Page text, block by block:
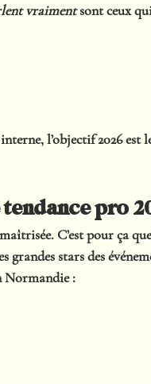
vraiment sont ceux
l’objectif 2026 est
pro
C’est pour ça
stars des
Normandie :